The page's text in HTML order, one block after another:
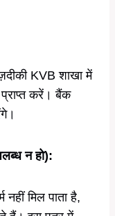
KVB शाखा में
करें। बैंक
न हो):
मिल पाता है,